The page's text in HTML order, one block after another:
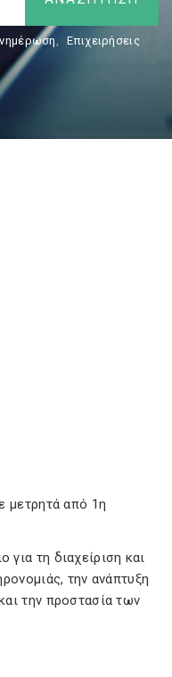
, Επιχειρήσεις
μετρητά από 1η
τη διαχείριση και
την ανάπτυξη
την προστασία των